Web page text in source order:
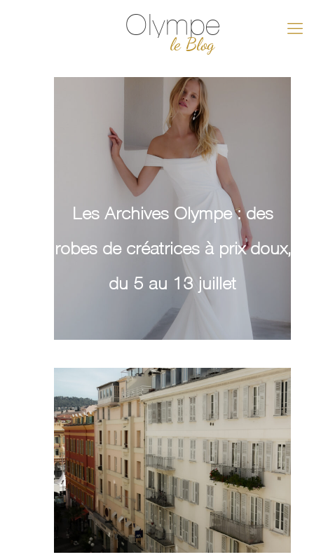
Olympe
le Blog
Les Archives Olympe : des
robes de créatrices à prix doux,
du 5 au 13 juillet